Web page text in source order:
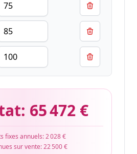
65 472 €
fixes annuels:2 028 €
sur vente:22 500 €